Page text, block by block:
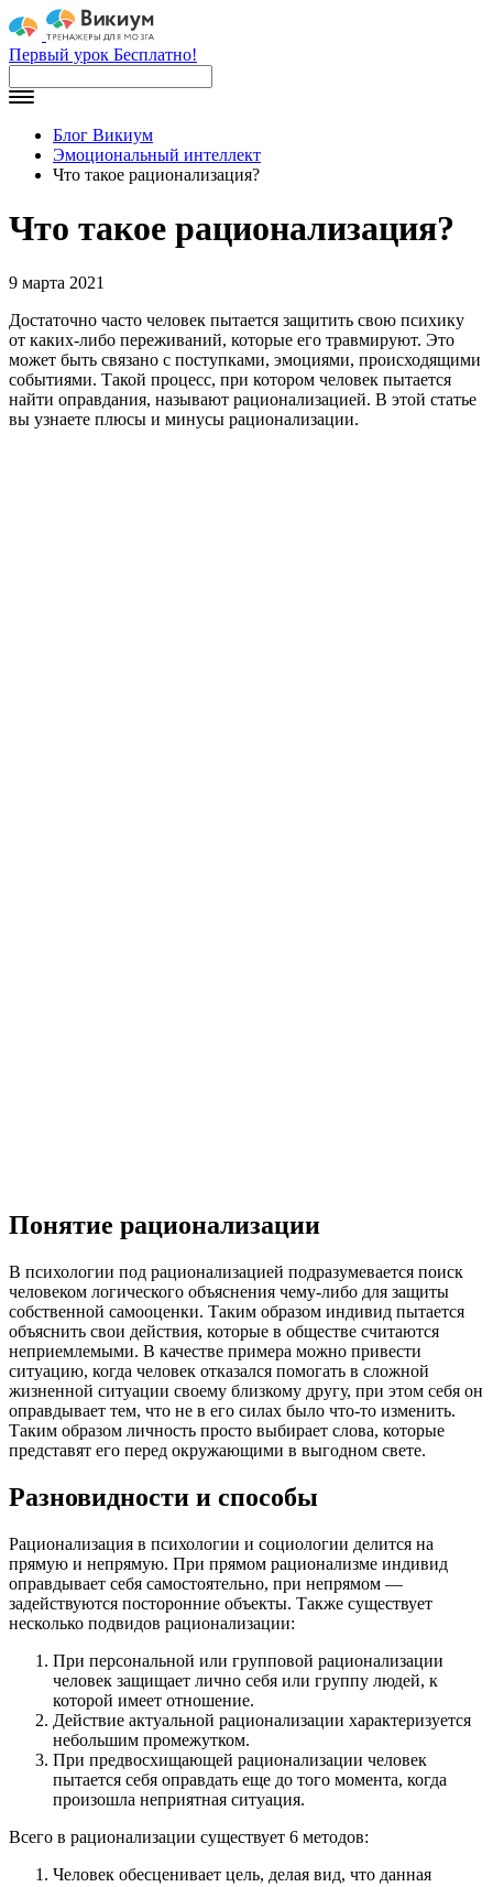
Первый урок Бесплатно!
Блог Викиум
Эмоциональный интеллект
Что такое рационализация?
Что такое рационализация?
9 марта 2021
Достаточно часто человек пытается защитить свою психику
от каких-либо переживаний, которые его травмируют. Это
может быть связано с поступками, эмоциями, происходящими
событиями. Такой процесс, при котором человек пытается
найти оправдания, называют рационализацией. В этой статье
вы узнаете плюсы и минусы рационализации.
Понятие рационализации
В психологии под рационализацией подразумевается поиск
человеком логического объяснения чему-либо для защиты
собственной самооценки. Таким образом индивид пытается
объяснить свои действия, которые в обществе считаются
неприемлемыми. В качестве примера можно привести
ситуацию, когда человек отказался помогать в сложной
жизненной ситуации своему близкому другу, при этом себя он
оправдывает тем, что не в его силах было что-то изменить.
Таким образом личность просто выбирает слова, которые
представят его перед окружающими в выгодном свете.
Разновидности и способы
Рационализация в психологии и социологии делится на
прямую и непрямую. При прямом рационализме индивид
оправдывает себя самостоятельно, при непрямом —
задействуются посторонние объекты. Также существует
несколько подвидов рационализации:
При персональной или групповой рационализации
человек защищает лично себя или группу людей, к
которой имеет отношение.
Действие актуальной рационализации характеризуется
небольшим промежутком.
При предвосхищающей рационализации человек
пытается себя оправдать еще до того момента, когда
произошла неприятная ситуация.
Всего в рационализации существует 6 методов:
Человек обесценивает цель, делая вид, что данная